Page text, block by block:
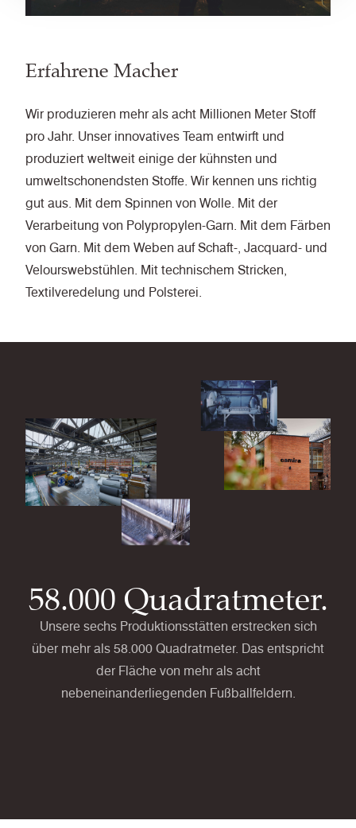
Erfahrene Macher
Wir produzieren mehr als acht Millionen Meter Stoff
pro Jahr. Unser innovatives Team entwirft und
produziert weltweit einige der kühnsten und
umweltschonendsten Stoffe. Wir kennen uns richtig
gut aus. Mit dem Spinnen von Wolle. Mit der
Verarbeitung von Polypropylen-Garn. Mit dem Färben
von Garn. Mit dem Weben auf Schaft-, Jacquard- und
Velourswebstühlen. Mit technischem Stricken,
Textilveredelung und Polsterei.
58.000 Quadratmeter.
Unsere sechs Produktionsstätten erstrecken sich
über mehr als 58.000 Quadratmeter. Das entspricht
der Fläche von mehr als acht
nebeneinanderliegenden Fußballfeldern.